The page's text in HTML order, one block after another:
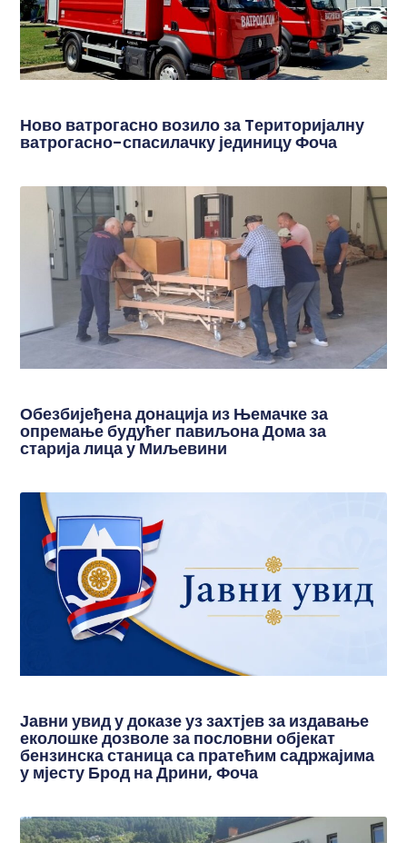
Ново ватрогасно возило за Tериторијалну
ватрогасно-спасилачку јединицу Фоча
Обезбијеђена донација из Њемачке за
опремање будућег павиљона Дома за
старија лица у Миљевини
Јавни увид у доказе уз захтјев за издавање
еколошке дозволе за пословни објекат
бензинска станица са пратећим садржајима
у мјесту Брод на Дрини, Фоча